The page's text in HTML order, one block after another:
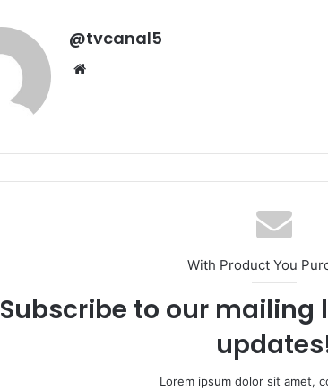
@tvcanal5
With Product You
Subscribe to our mailing
Lorem ipsum dolor sit amet,